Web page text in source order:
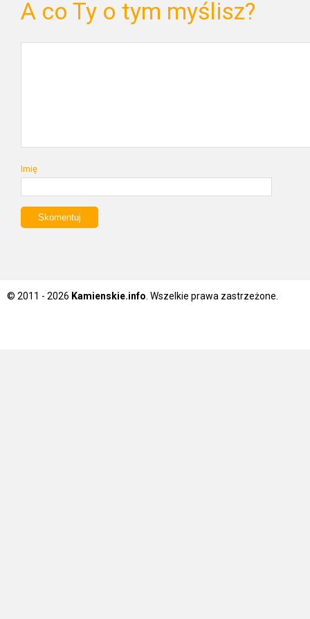
A co Ty o tym myślisz?
Imię
© 2011 - 2026 Kamienskie.info . Wszelkie prawa zastrzeżone.